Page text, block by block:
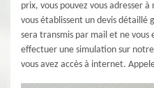
prix, vous pouvez vous adresser
vous établissent un devis détaillé
sera transmis par mail et ne vous
effectuer une simulation sur
vous avez accès à internet.